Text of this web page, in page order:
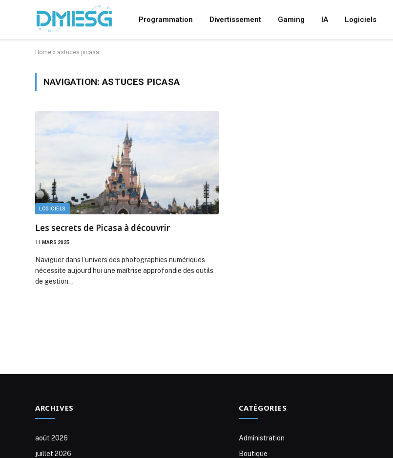
Programmation Divertissement Gaming IA Logiciels
Home » astuces picasa
NAVIGATION:ASTUCES PICASA
LOGICIELS
Les secrets de Picasa à découvrir
11 MARS 2025
Naviguer dans l’univers des photographies numériques
nécessite aujourd’hui une maîtrise approfondie des outils
de gestion…
ARCHIVES
août 2026
juillet 2026
CATÉGORIES
Administration
Boutique